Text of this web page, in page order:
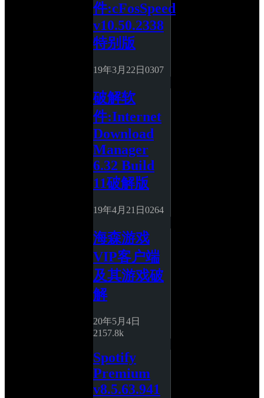
件:cFosSpeed
v10.50.2338
特别版
19年3月22日 0307
破解软
件:Internet
Download
Manager
6.32 Build
11破解版
19年4月21日 0264
海森游戏
VIP客户端
及其游戏破
解
20年5月4日
2157.8k
Spotify
Premium
v8.5.63.941